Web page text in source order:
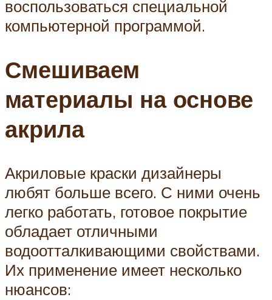
воспользоваться специальной
компьютерной программой.
Смешиваем
материалы на основе
акрила
Акриловые краски дизайнеры
любят больше всего. С ними очень
легко работать, готовое покрытие
обладает отличными
водоотталкивающими свойствами.
Их применение имеет несколько
нюансов: